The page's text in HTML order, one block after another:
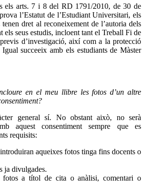
els arts. 7 i 8 del RD 1791/2010, de 30 de
l’Estatut de l’Estudiant Universitari, els
dret al reconeixement de l’autoria dels
els seus estudis, incloent tant el Treball Fi de
d’investigació, així com a la protecció
Igual succeeix amb els estudiants de Màster
en el meu llibre les fotos d’un altre
general sí. No obstant això, no serà
aquest consentiment sempre que es
requisits:
aqueixes fotos tinga fins docents o
ja divulgades.
fotos a títol de cita o anàlisi, comentari o